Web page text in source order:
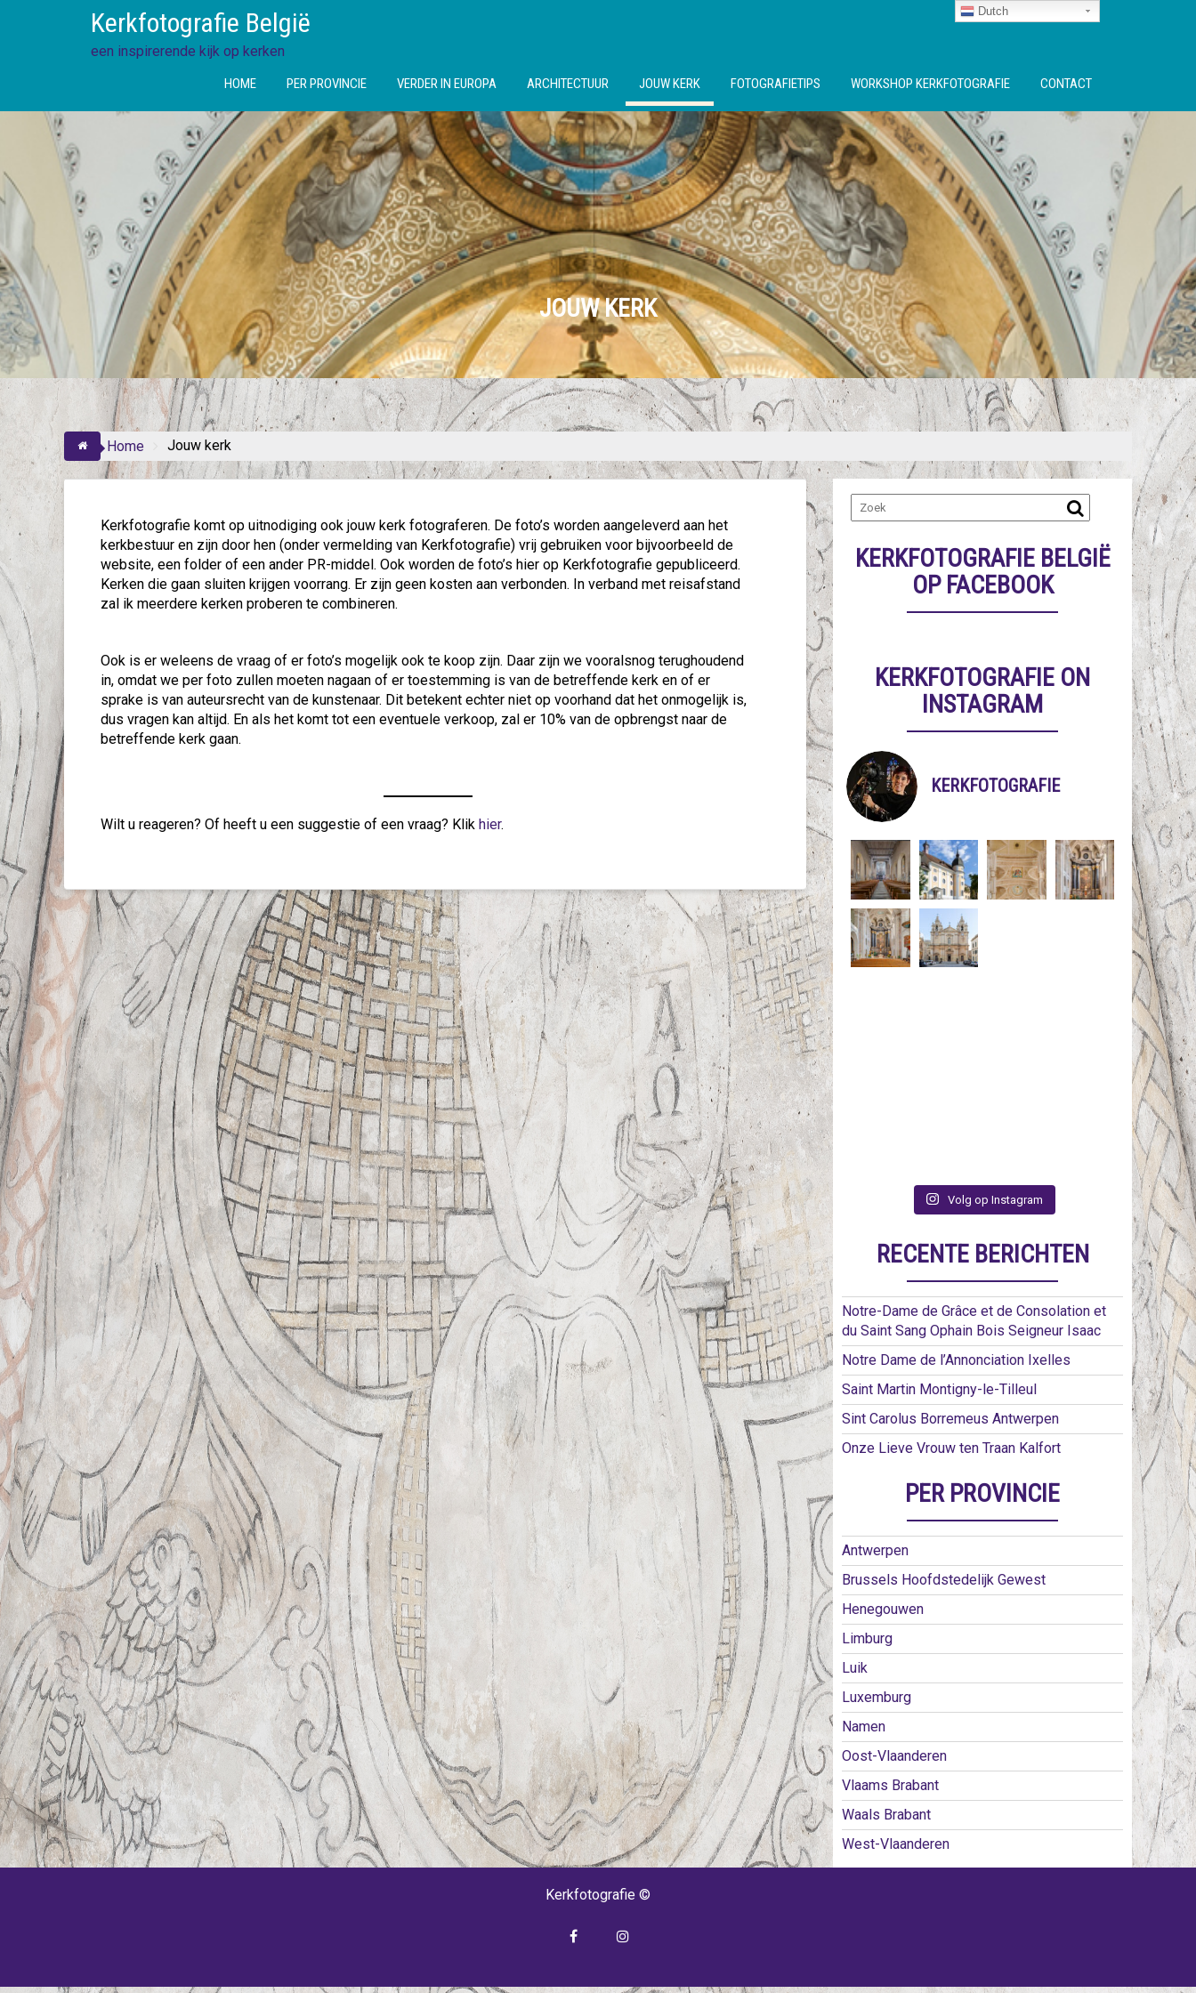
Kerkfotografie België
een inspirerende kijk op kerken
HOME PER PROVINCIE VERDER IN EUROPA ARCHITECTUUR JOUW KERK FOTOGRAFIETIPS WORKSHOP KERKFOTOGRAFIE CONTACT
JOUW KERK
Home Jouw kerk
Kerkfotografie komt op uitnodiging ook jouw kerk fotograferen. De foto’s worden aangeleverd aan het
kerkbestuur en zijn door hen (onder vermelding van Kerkfotografie) vrij gebruiken voor bijvoorbeeld de
website, een folder of een ander PR-middel. Ook worden de foto’s hier op Kerkfotografie gepubliceerd.
Kerken die gaan sluiten krijgen voorrang. Er zijn geen kosten aan verbonden. In verband met reisafstand
zal ik meerdere kerken proberen te combineren.
Ook is er weleens de vraag of er foto’s mogelijk ook te koop zijn. Daar zijn we vooralsnog terughoudend
in, omdat we per foto zullen moeten nagaan of er toestemming is van de betreffende kerk en of er
sprake is van auteursrecht van de kunstenaar. Dit betekent echter niet op voorhand dat het onmogelijk is,
dus vragen kan altijd. En als het komt tot een eventuele verkoop, zal er 10% van de opbrengst naar de
betreffende kerk gaan.
Wilt u reageren? Of heeft u een suggestie of een vraag? Klik hier.
KERKFOTOGRAFIE BELGIË
OP FACEBOOK
KERKFOTOGRAFIE ON
INSTAGRAM
KERKFOTOGRAFIE
Volg op Instagram
RECENTE BERICHTEN
Notre-Dame de Grâce et de Consolation et
du Saint Sang Ophain Bois Seigneur Isaac
Notre Dame de l’Annonciation Ixelles
Saint Martin Montigny-le-Tilleul
Sint Carolus Borremeus Antwerpen
Onze Lieve Vrouw ten Traan Kalfort
PER PROVINCIE
Antwerpen
Brussels Hoofdstedelijk Gewest
Henegouwen
Limburg
Luik
Luxemburg
Namen
Oost-Vlaanderen
Vlaams Brabant
Waals Brabant
West-Vlaanderen
Kerkfotografie ©
Dutch